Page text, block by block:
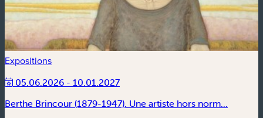
Expositions
05.06.2026 - 10.01.2027
Berthe Brincour (1879-1947). Une artiste hors norm...